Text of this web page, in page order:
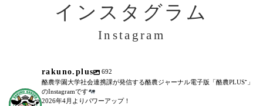
インスタグラム
Instagram
rakuno.plus
692
酪農学園大学社会連携課が発信する酪農ジャーナル電子版「酪農PLUS⁺」
のInstagramです
2026年4月よりパワーアップ！